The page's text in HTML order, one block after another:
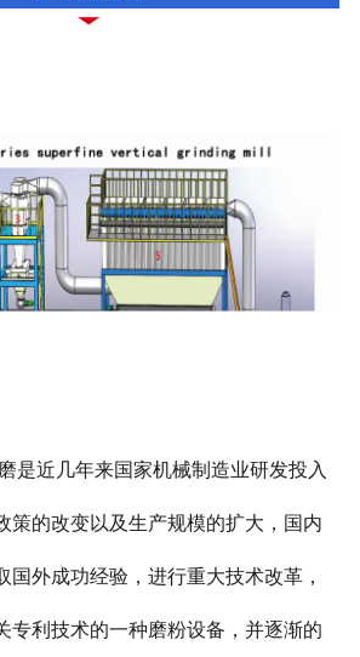
近几年来国家机械制造业研发投入
策的改变以及生产规模的扩大，国内
国外成功经验，进行重大技术改革，
专利技术的一种磨粉设备，并逐渐的